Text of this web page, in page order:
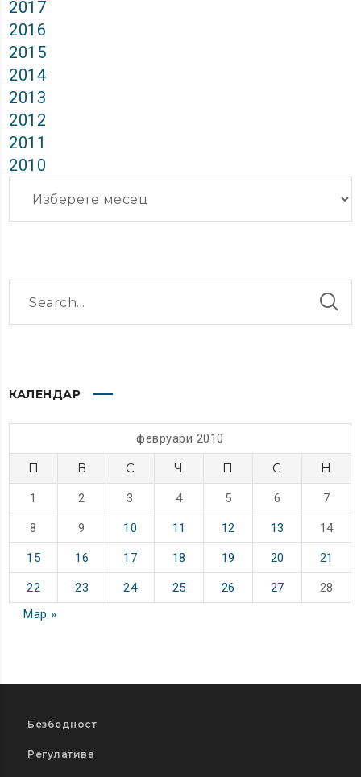
2017
2016
2015
2014
2013
2012
2011
2010
КАЛЕНДАР
февруари 2010
П В С Ч П С Н
1 2 3 4 5 6 7
8 9 10 11 12 13 14
15 16 17 18 19 20 21
22 23 24 25 26 27
28
Мар »
Безбедност
Регулатива